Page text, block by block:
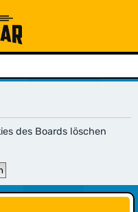
des Boards löschen